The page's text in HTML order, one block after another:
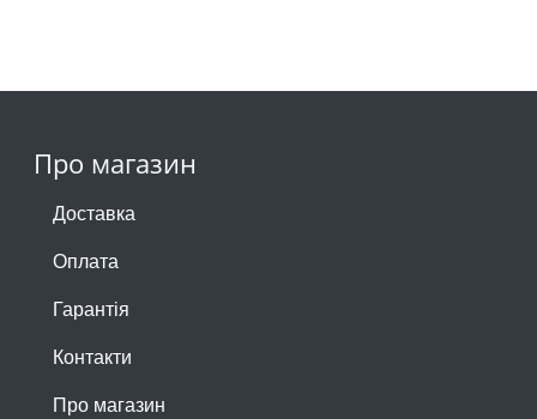
Про магазин
Доставка
Оплата
Гарантія
Контакти
Про магазин